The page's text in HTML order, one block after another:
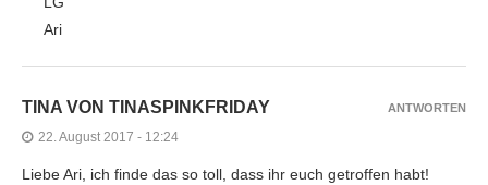
Ari
TINA VON TINASPINKFRIDAY
22. August 2017 - 12:24
Liebe Ari, ich finde das so toll, dass ihr euch getroffen habt!
ANTWORTEN